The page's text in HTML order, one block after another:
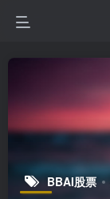
BBAI股票